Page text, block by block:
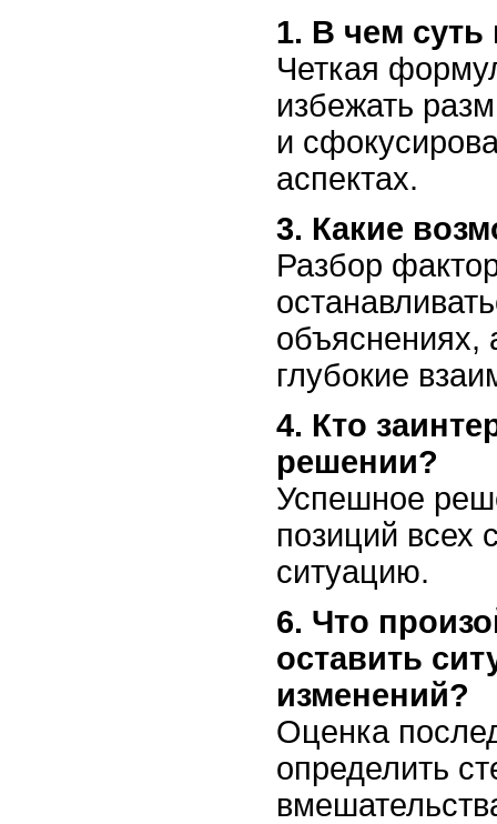
1. В чем
Четкая
избежать
и
аспектах.
3. Какие
Разбор
объяснениях,
глубокие
4. Кто
решении?
Успешное
позиций всех
ситуацию.
6. Что
оставить
изменений?
Оценка
определить